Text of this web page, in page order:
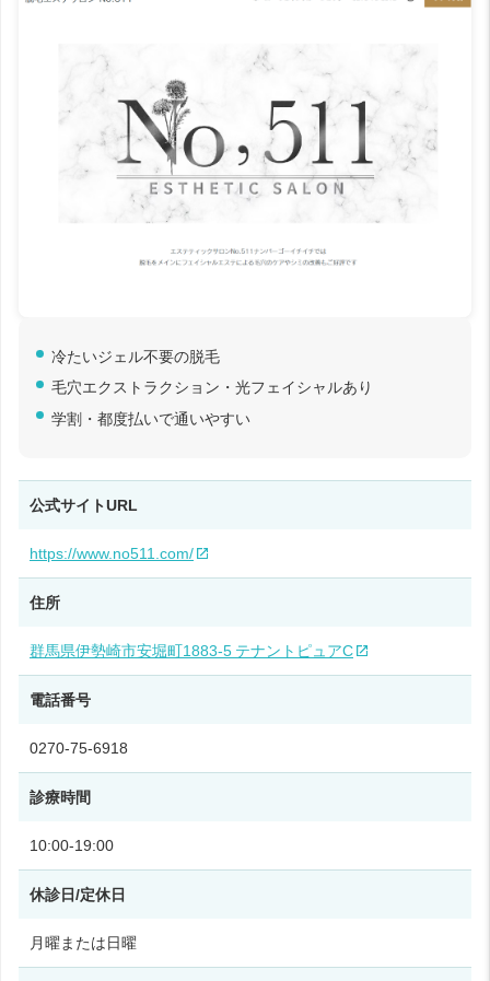
冷たいジェル不要の脱毛
毛穴エクストラクション・光フェイシャルあり
学割・都度払いで通いやすい
公式サイトURL
https://www.no511.com/
住所
群馬県伊勢崎市安堀町1883‑5 テナントピュアC
電話番号
0270‑75‑6918
診療時間
10:00‑19:00
休診日/定休日
月曜または日曜